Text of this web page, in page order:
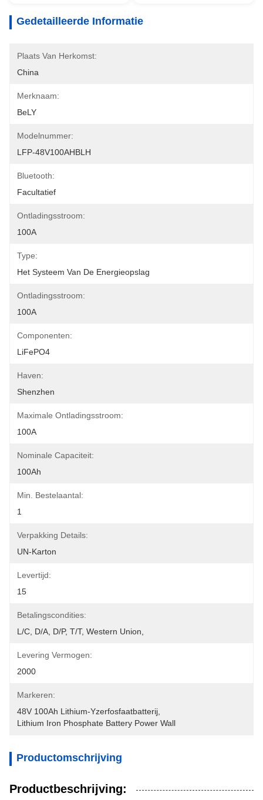
Gedetailleerde Informatie
Plaats Van Herkomst:
China
Merknaam:
BeLY
Modelnummer:
LFP-48V100AHBLH
Bluetooth:
Facultatief
Ontladingsstroom:
100A
Type:
Het Systeem Van De Energieopslag
Ontladingsstroom:
100A
Componenten:
LiFePO4
Haven:
Shenzhen
Maximale Ontladingsstroom:
100A
Nominale Capaciteit:
100Ah
Min. Bestelaantal:
1
Verpakking Details:
UN-Karton
Levertijd:
15
Betalingscondities:
L/C, D/A, D/P, T/T, Western Union,
Levering Vermogen:
2000
Markeren:
48V 100Ah Lithium-Yzerfosfaatbatterij
Lithium Iron Phosphate Battery Power Wall
Productomschrijving
Productbeschrijving: